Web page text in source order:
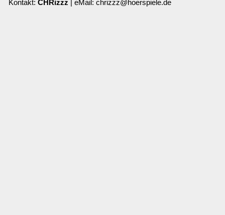
Kontakt: CHRizzz | eMail: chrizzz@hoerspiele.de